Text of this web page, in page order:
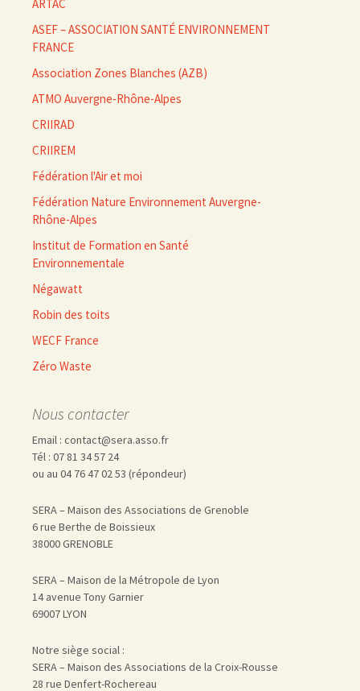
ARTAC
ASEF – ASSOCIATION SANTÉ ENVIRONNEMENT
FRANCE
Association Zones Blanches (AZB)
ATMO Auvergne-Rhône-Alpes
CRIIRAD
CRIIREM
Fédération l'Air et moi
Fédération Nature Environnement Auvergne-
Rhône-Alpes
Institut de Formation en Santé
Environnementale
Négawatt
Robin des toits
WECF France
Zéro Waste
Nous contacter
Email : contact@sera.asso.fr
Tél : 07 81 34 57 24
ou au 04 76 47 02 53 (répondeur)
SERA – Maison des Associations de Grenoble
6 rue Berthe de Boissieux
38000 GRENOBLE
SERA – Maison de la Métropole de Lyon
14 avenue Tony Garnier
69007 LYON
Notre siège social :
SERA – Maison des Associations de la Croix-Rousse
28 rue Denfert-Rochereau